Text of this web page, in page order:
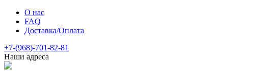
О нас
FAQ
Доставка/Оплата
+7-(968)-701-82-81
Наши адреса